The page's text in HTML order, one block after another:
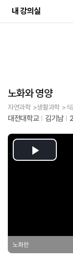
내 강의실
노화와 영양
자연과학 >생활과학 >
대전대학교 김기남
Play
노화란